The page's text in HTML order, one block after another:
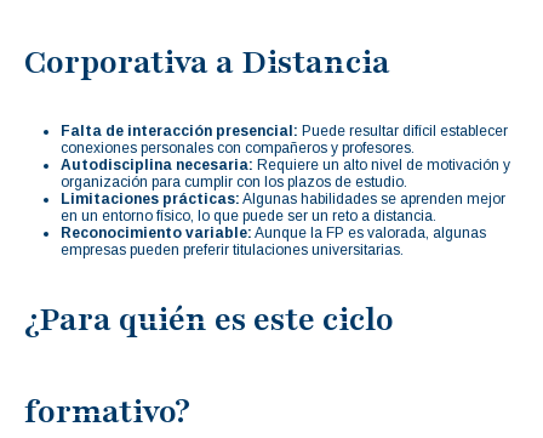
Corporativa a Distancia
Falta de interacción presencial: Puede resultar difícil establecer
conexiones personales con compañeros y profesores.
Autodisciplina necesaria: Requiere un alto nivel de motivación y
organización para cumplir con los plazos de estudio.
Limitaciones prácticas: Algunas habilidades se aprenden mejor
en un entorno físico, lo que puede ser un reto a distancia.
Reconocimiento variable: Aunque la FP es valorada, algunas
empresas pueden preferir titulaciones universitarias.
¿Para quién es este ciclo
formativo?